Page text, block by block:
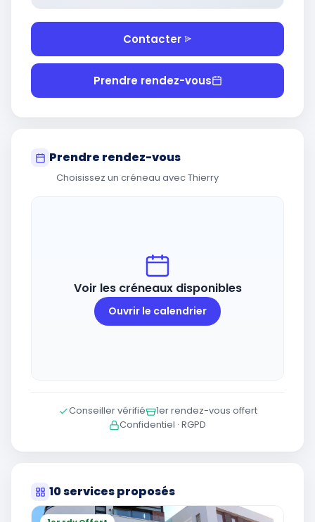
Contacter
Prendre rendez-vous
Prendre rendez-vous
Choisissez un créneau avec Thierry
Voir les créneaux disponibles
Ouvrir le calendrier
Conseiller vérifié
1er rendez-vous offert
Confidentiel · RGPD
10 services proposés